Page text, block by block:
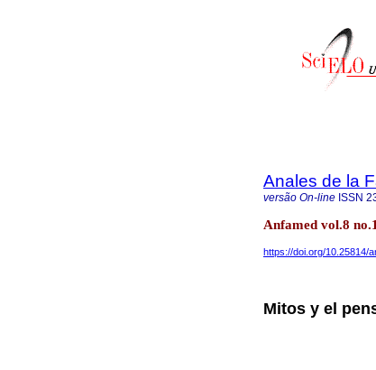
Anales de la
versão On-line ISSN
Anfamed vol.8
https://doi.org/10.25814/
Mitos y el